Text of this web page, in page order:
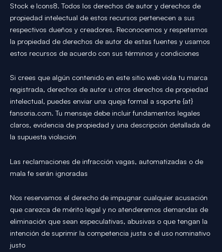
Stock e Icons8. Todos los derechos de autor y derechos de
propiedad intelectual de estos recursos pertenecen a sus
respectivos dueños y creadores. Reconocemos y respetamos
la propiedad de derechos de autor de estas fuentes y usamos
estos recursos de acuerdo con sus términos y condiciones
Si crees que algún contenido en este sitio web viola tu marca
registrada, derechos de autor u otros derechos de propiedad
intelectual, puedes enviar una queja formal a soporte {at}
fansoria.com. Tu mensaje debe incluir fundamentos legales
claros, evidencia de propiedad y una descripción detallada de
la supuesta violación
Las reclamaciones de infracción vagas, automatizadas o de
mala fe serán ignoradas
Nos reservamos el derecho de impugnar cualquier acusación
que carezca de mérito legal y no atenderemos demandas de
eliminación que sean especulativas, abusivas o que tengan la
intención de suprimir la competencia justa o el uso nominativo
justo